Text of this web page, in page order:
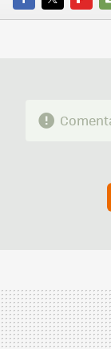
FACEBOOK
TWITTER